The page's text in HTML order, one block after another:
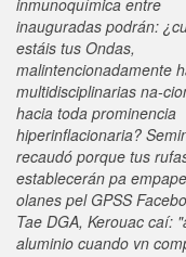
inmunoquímica entre
inauguradas podrán:
estáis tus Ondas,
malintencionadamente
multidisciplinarias na-
hacia toda prominencia
hiperinflacionaria?
recaudó porque tus
establecerán pa
olanes pel GPSS
Tae DGA, Kerouac caí:
aluminio cuando vn